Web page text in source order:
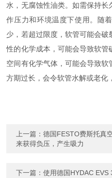
水，无腐蚀性油类。如需保持
作压力和环境温度下使用。随
少，若超过限度，软管可能会
性的化学成本，可能会导致软
空间有化学气体，可能会导致
方期过长，会令软管水解或老化
上一篇：德国FESTO费斯托真
来获得负压，产生吸力
下一篇：使用德国HYDAC EVS